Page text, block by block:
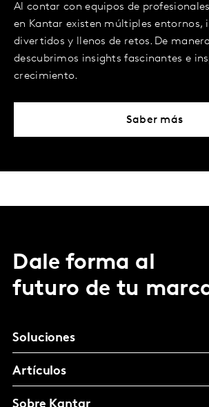
Al contar con equipos de
en Kantar existen múltiples entornos,
divertidos y llenos de retos. De
descubrimos insights fascinantes e
crecimiento.
Saber más
Dale forma al
futuro de tu
Soluciones
Artículos
Sobre Kantar